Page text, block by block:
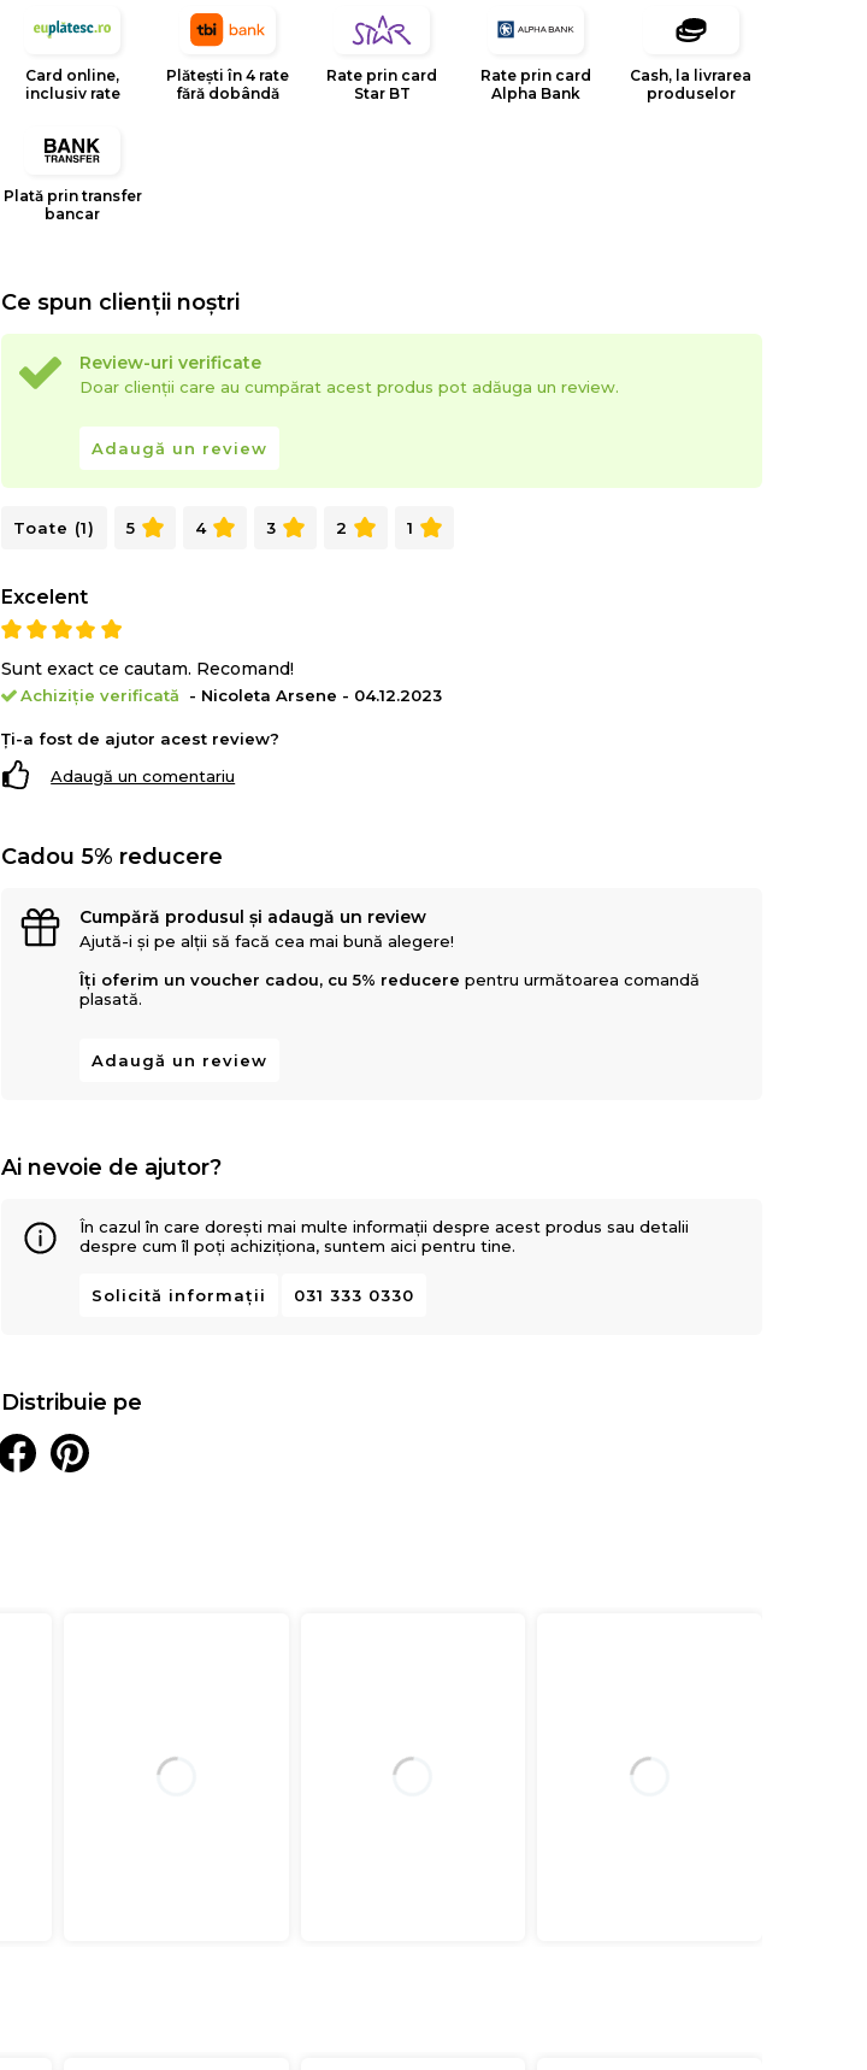
Card online,
inclusiv rate
Plătești în 4 rate
fără dobândă
Rate prin card
Star BT
Rate prin card
Alpha Bank
Cash, la livrarea
produselor
Plată prin transfer
bancar
Ce spun clienții noștri
Review-uri verificate
Doar clienții care au cumpărat acest produs pot adăuga un review.
Adaugă un review
Toate (1) 5 4 3 2 1
Excelent
Sunt exact ce cautam. Recomand!
Achiziție verificată - Nicoleta Arsene - 04.12.2023
Ți-a fost de ajutor acest review?
Adaugă un comentariu
Cadou 5% reducere
Cumpără produsul și adaugă un review
Ajută-i și pe alții să facă cea mai bună alegere!
Îți oferim un voucher cadou, cu 5% reducere pentru următoarea comandă
plasată.
Adaugă un review
Ai nevoie de ajutor?
În cazul în care dorești mai multe informații despre acest produs sau detalii
despre cum îl poți achiziționa, suntem aici pentru tine.
Solicită informații 031 333 0330
Distribuie pe